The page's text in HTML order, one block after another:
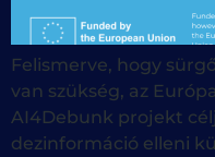
Felismerve, hogy
van szükség, az
AI4Debunk projekt
dezinformáció elleni